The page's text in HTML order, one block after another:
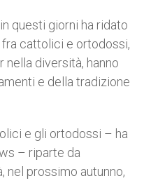
questi giorni ha ridato
fra cattolici e ortodossi,
nella diversità, hanno
e della tradizione
e gli ortodossi – ha
– riparte da
nel prossimo autunno,